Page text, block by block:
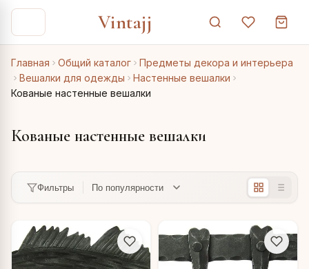
Vintajj
Главная Общий каталог
Предметы декора и интерьера
Вешалки для одежды
Настенные вешалки
Кованые настенные вешалки
Кованые настенные вешалки
Фильтры